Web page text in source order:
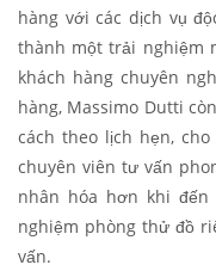
hàng với các dịch vụ
thành một trải nghiệm
khách hàng chuyên
hàng, Massimo Dutti
cách theo lịch hẹn,
chuyên viên tư vấn
nhân hóa hơn khi đến
nghiệm phòng thử đồ
vấn.